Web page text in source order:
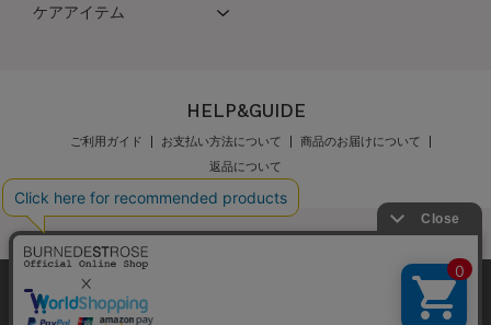
ケアアイテム
HELP&GUIDE
ご利用ガイド お支払い方法について
商品のお届けについて
返品について
メンバーズポイントプログラム規約
特定商取引法に基づく表示
弊社はCookieを利用し、Webの利便性向上に努め
ております。「承諾する」をクリックしていただ